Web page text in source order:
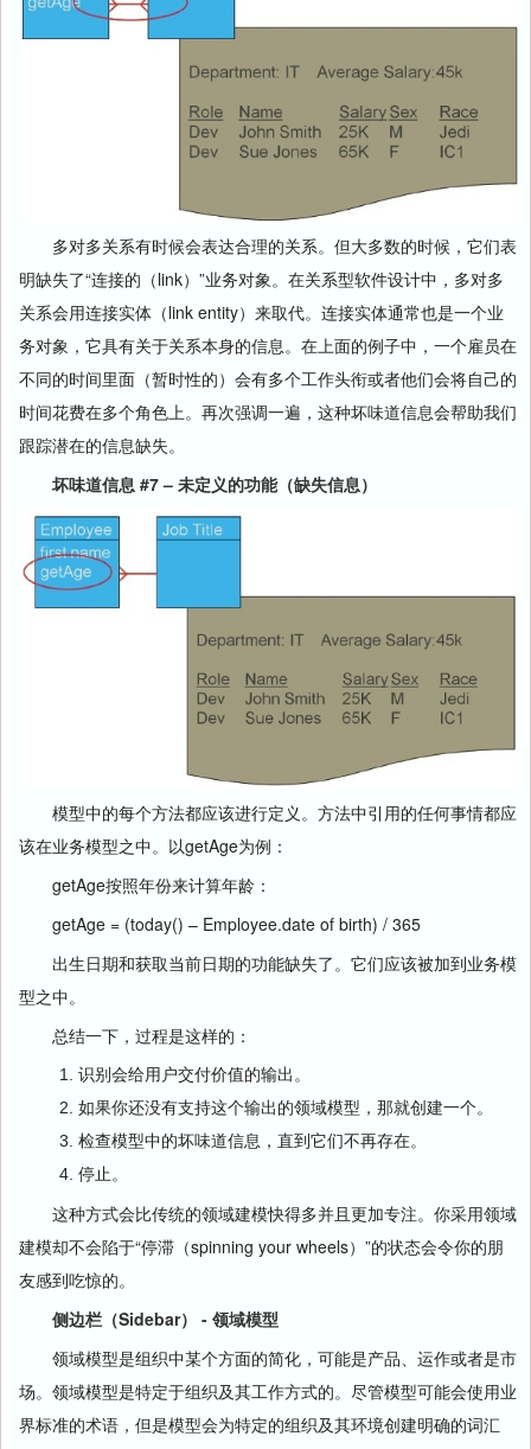
多对多关系有时候会表达合理的关系。但大多数的时候，它们表
明缺失了“连接的（link）”业务对象。在关系型软件设计中，多对多
关系会用连接实体（link entity）来取代。连接实体通常也是一个业
务对象，它具有关于关系本身的信息。在上面的例子中，一个雇员在
不同的时间里面（暂时性的）会有多个工作头衔或者他们会将自己的
时间花费在多个角色上。再次强调一遍，这种坏味道信息会帮助我们
跟踪潜在的信息缺失。
坏味道信息 #7 – 未定义的功能（缺失信息）
模型中的每个方法都应该进行定义。方法中引用的任何事情都应
该在业务模型之中。以getAge为例：
getAge按照年份来计算年龄：
getAge = (today() – Employee.date of birth) / 365
出生日期和获取当前日期的功能缺失了。它们应该被加到业务模
型之中。
总结一下，过程是这样的：
识别会给用户交付价值的输出。
如果你还没有支持这个输出的领域模型，那就创建一个。
检查模型中的坏味道信息，直到它们不再存在。
停止。
这种方式会比传统的领域建模快得多并且更加专注。你采用领域
建模却不会陷于“停滞（spinning your wheels）”的状态会令你的朋
友感到吃惊的。
侧边栏（Sidebar） - 领域模型
领域模型是组织中某个方面的简化，可能是产品、运作或者是市
场。领域模型是特定于组织及其工作方式的。尽管模型可能会使用业
界标准的术语，但是模型会为特定的组织及其环境创建明确的词汇